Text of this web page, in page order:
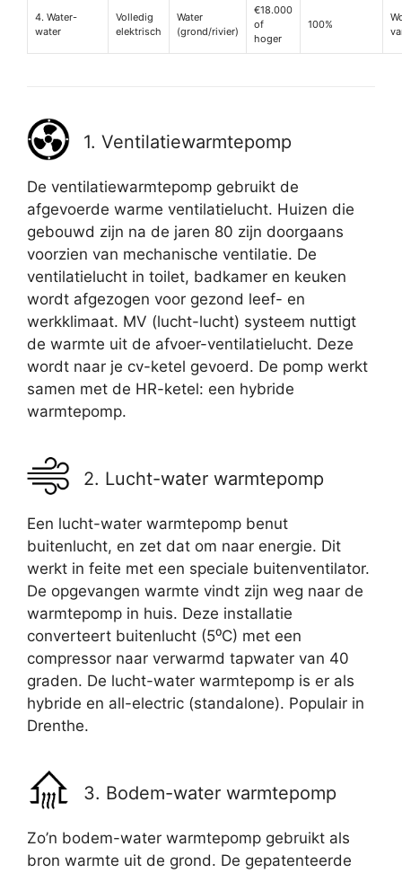
4. Water-
water
Volledig
elektrisch
Water
(grond/rivier)
€18.000
of
hoger
100%
1. Ventilatiewarmtepomp
De ventilatiewarmtepomp gebruikt de
afgevoerde warme ventilatielucht. Huizen die
gebouwd zijn na de jaren 80 zijn doorgaans
voorzien van mechanische ventilatie. De
ventilatielucht in toilet, badkamer en keuken
wordt afgezogen voor gezond leef- en
werkklimaat. MV (lucht-lucht) systeem nuttigt
de warmte uit de afvoer-ventilatielucht. Deze
wordt naar je cv-ketel gevoerd. De pomp werkt
samen met de HR-ketel: een hybride
warmtepomp.
2. Lucht-water warmtepomp
Een lucht-water warmtepomp benut
buitenlucht, en zet dat om naar energie. Dit
werkt in feite met een speciale buitenventilator.
De opgevangen warmte vindt zijn weg naar de
warmtepomp in huis. Deze installatie
converteert buitenlucht (5⁰C) met een
compressor naar verwarmd tapwater van 40
graden. De lucht-water warmtepomp is er als
hybride en all-electric (standalone). Populair in
Drenthe.
3. Bodem-water warmtepomp
Zo’n bodem-water warmtepomp gebruikt als
bron warmte uit de grond. De gepatenteerde